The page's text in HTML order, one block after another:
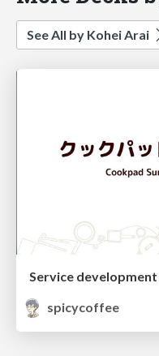
See All by Kohei Arai
spicycoffee